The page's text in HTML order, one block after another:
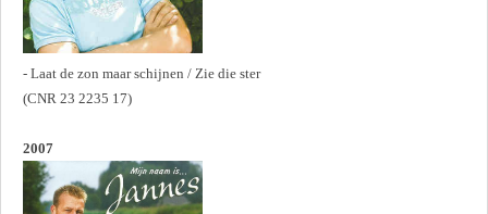
- Laat de zon maar schijnen / Zie die ster
(CNR 23 2235 17)
2007